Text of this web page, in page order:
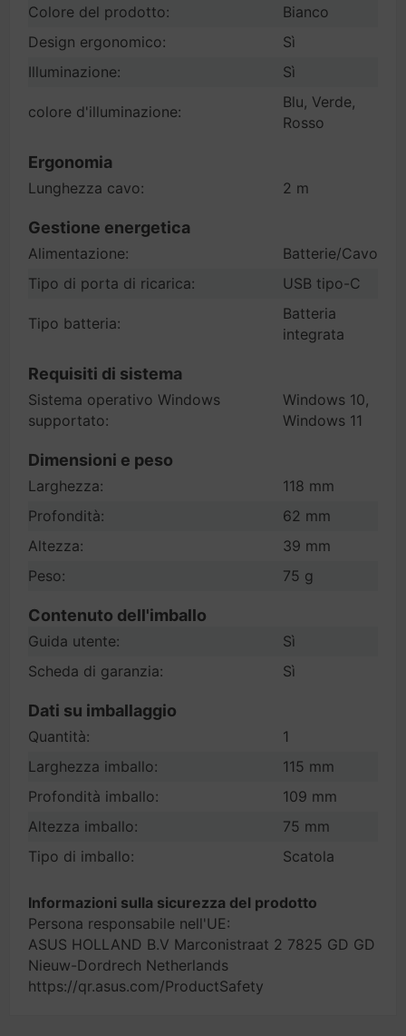
Colore del prodotto:
Bianco
Design ergonomico:
Sì
Illuminazione:
Sì
colore d'illuminazione:
Blu, Verde,
Rosso
Ergonomia
Lunghezza cavo: 2 m
Gestione energetica
Alimentazione:
Batterie/Cavo
Tipo di porta di ricarica:
USB tipo-C
Tipo batteria:
Batteria
integrata
Requisiti di sistema
Sistema operativo Windows
supportato:
Windows 10,
Windows 11
Dimensioni e peso
Larghezza:
118 mm
Profondità:
62 mm
Altezza:
39 mm
Peso:
75 g
Contenuto dell'imballo
Guida utente:
Sì
Scheda di garanzia:
Sì
Dati su imballaggio
Quantità:
1
Larghezza imballo:
115 mm
Profondità imballo:
109 mm
Altezza imballo:
75 mm
Tipo di imballo:
Scatola
Informazioni sulla sicurezza del prodotto
Persona responsabile nell'UE:
ASUS HOLLAND B.V Marconistraat 2 7825 GD GD
Nieuw-Dordrech Netherlands
https://qr.asus.com/ProductSafety